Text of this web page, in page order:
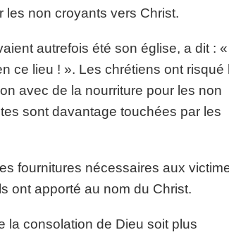
les non croyants vers Christ.
autrefois été son église, a dit :
ce lieu ! ». Les chrétiens ont risqué
avec de la nourriture pour les non
sont davantage touchées par les
fournitures nécessaires aux
ont apporté au nom du Christ.
la consolation de Dieu soit plus